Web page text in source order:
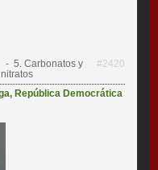
- 5. Carbonatos y
nitratos
#2420
,República Democrática